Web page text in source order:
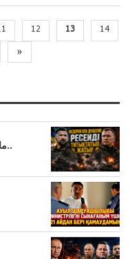
12 13
14
»
ماڭىنپوكروۆسكاپ، درون ماڭىنداعىنە ج..